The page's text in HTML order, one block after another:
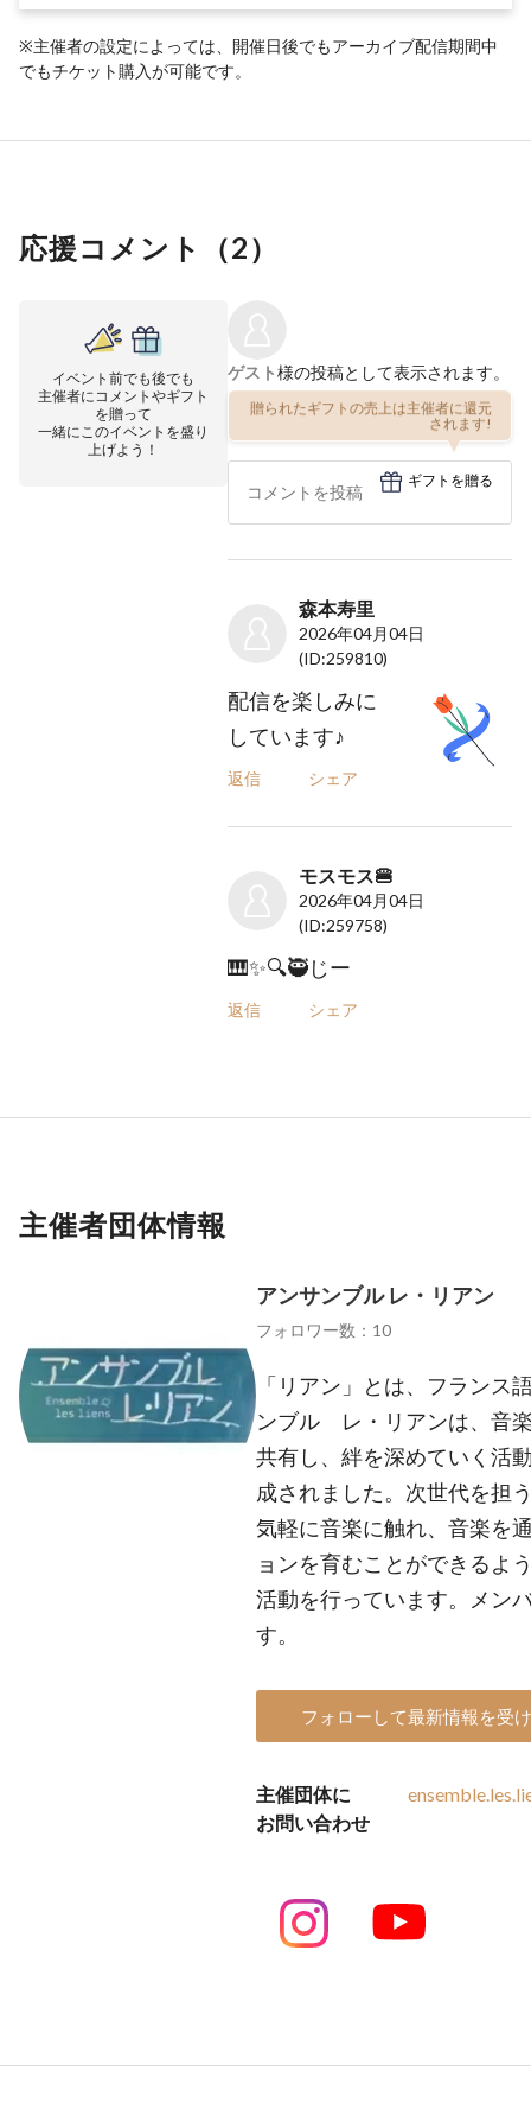
※主催者の設定によっては、開催日後でもアーカイブ配信期間中
でもチケット購入が可能です。
応援コメント（2）
イベント前でも後でも
主催者にコメントやギフト
を贈って
一緒にこのイベントを盛り
上げよう！
ゲスト様の投稿として表示されます。
贈られたギフトの売上は主催者に還元
されます!
ギフトを贈る
森本寿里
2026年04月04日
(ID:259810)
配信を楽しみに
しています♪
返信 シェア
モスモス🍔
2026年04月04日
(ID:259758)
🎹✨️🔍️🥷じー
返信 シェア
主催者団体情報
アンサンブル レ・リアン
フォロワー数：10
「リアン」とは、フランス
ンブル レ・リアンは、音
共有し、絆を深めていく活
成されました。次世代を担
気軽に音楽に触れ、音楽を
ョンを育むことができるよ
活動を行っています。メン
す。
フォローして最新情報を受
主催団体に
お問い合わせ